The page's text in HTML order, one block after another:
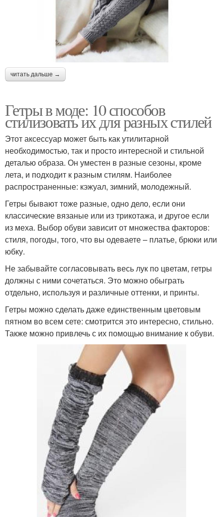
читать дальше →
Гетры в моде: 10 способов
стилизовать их для разных стилей
Этот аксессуар может быть как утилитарной
необходимостью, так и просто интересной и стильной
деталью образа. Он уместен в разные сезоны, кроме
лета, и подходит к разным стилям. Наиболее
распространенные: кэжуал, зимний, молодежный.
Гетры бывают тоже разные, одно дело, если они
классические вязаные или из трикотажа, и другое если
из меха. Выбор обуви зависит от множества факторов:
стиля, погоды, того, что вы одеваете – платье, брюки или
юбку.
Не забывайте согласовывать весь лук по цветам, гетры
должны с ними сочетаться. Это можно обыграть
отдельно, используя и различные оттенки, и принты.
Гетры можно сделать даже единственным цветовым
пятном во всем сете: смотрится это интересно, стильно.
Также можно привлечь с их помощью внимание к обуви.